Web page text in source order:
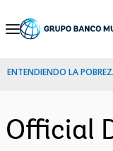
Skip
Navigation
ENTENDIENDO LA
Official